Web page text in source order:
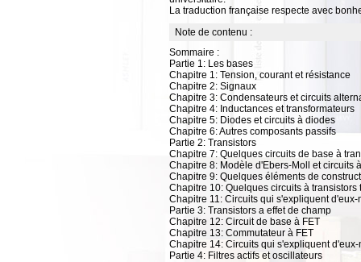
La traduction française respecte avec
Note de contenu :
Sommaire :
Partie 1: Les bases
Chapitre 1: Tension, courant et résistance
Chapitre 2: Signaux
Chapitre 3: Condensateurs et circuits
Chapitre 4: Inductances et transformateurs
Chapitre 5: Diodes et circuits à diodes
Chapitre 6: Autres composants passifs
Partie 2: Transistors
Chapitre 7: Quelques circuits de base à
Chapitre 8: Modèle d'Ebers-Moll et circuits
Chapitre 9: Quelques éléments de
Chapitre 10: Quelques circuits à transistors
Chapitre 11: Circuits qui s'expliquent d'eux-
Partie 3: Transistors a effet de champ
Chapitre 12: Circuit de base à FET
Chapitre 13: Commutateur à FET
Chapitre 14: Circuits qui s'expliquent d'eux-
Partie 4: Filtres actifs et oscillateurs